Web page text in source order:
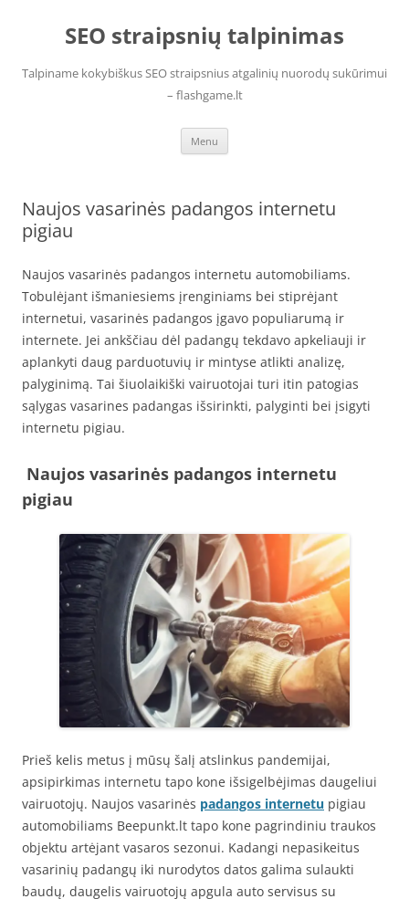
contentSEO straipsnių talpinimas
Talpiname kokybiškus SEO straipsnius atgalinių nuorodų sukūrimui
– flashgame.lt
Menu
Naujos vasarinės padangos internetu
pigiau
Naujos vasarinės padangos internetu automobiliams.
Tobulėjant išmaniesiems įrenginiams bei stiprėjant
internetui, vasarinės padangos įgavo populiarumą ir
internete. Jei ankščiau dėl padangų tekdavo apkeliauji ir
aplankyti daug parduotuvių ir mintyse atlikti analizę,
palyginimą. Tai šiuolaikiški vairuotojai turi itin patogias
sąlygas vasarines padangas išsirinkti, palyginti bei įsigyti
internetu pigiau.
Naujos vasarinės padangos internetu
pigiau
Prieš kelis metus į mūsų šalį atslinkus pandemijai,
apsipirkimas internetu tapo kone išsigelbėjimas daugeliui
vairuotojų. Naujos vasarinės padangos internetu pigiau
automobiliams Beepunkt.lt tapo kone pagrindiniu traukos
objektu artėjant vasaros sezonui. Kadangi nepasikeitus
vasarinių padangų iki nurodytos datos galima sulaukti
baudų, daugelis vairuotojų apgula auto servisus su